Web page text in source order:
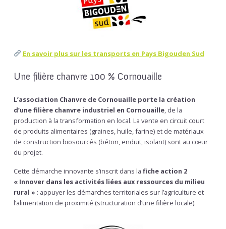
En savoir plus sur les transports en Pays Bigouden Sud
Une filière chanvre 100 % Cornouaille
L’association Chanvre de Cornouaille porte la création
d’une filière chanvre industriel en Cornouaille, de la
production à la transformation en local. La vente en circuit court
de produits alimentaires (graines, huile, farine) et de matériaux
de construction biosourcés (béton, enduit, isolant) sont au cœur
du projet.
Cette démarche innovante s’inscrit dans la fiche action 2
« Innover dans les activités liées aux ressources du milieu
rural » : appuyer les démarches territoriales sur l’agriculture et
l’alimentation de proximité (structuration d’une filière locale).